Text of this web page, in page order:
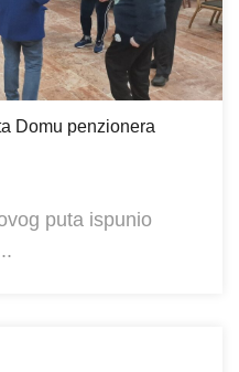
Domu penzionera
puta ispunio